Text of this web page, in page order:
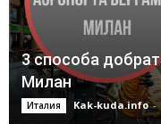
3 способа
Милан
Италия Kak-kuda.info -